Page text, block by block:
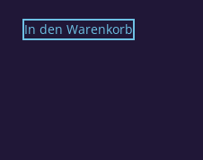
In den Warenkorb